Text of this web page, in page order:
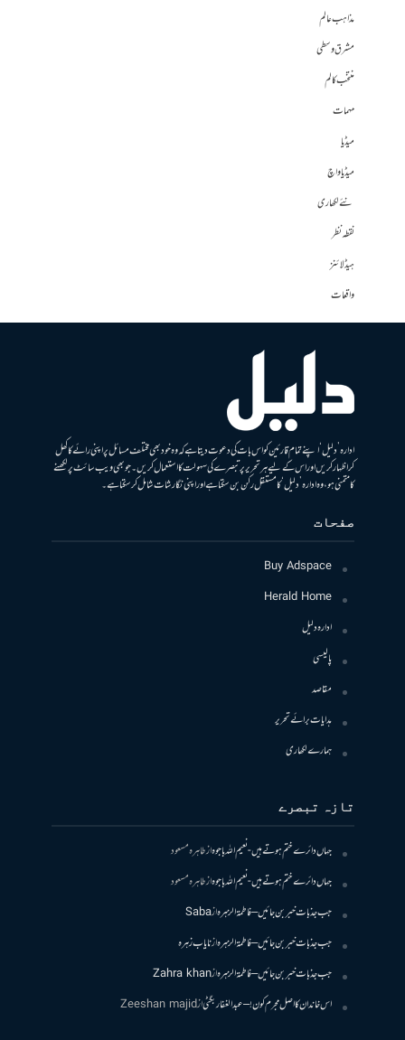
مذاہب عالم
مشرق وسطی
منتخب کالم
مہمات
میڈیا
میڈیا واچ
نئے لکھاری
نقطہ نظر
ہیڈلائنز
واقعات
ادارہ ’دلیل‘ اپنے تمام قارئین کو اس بات کی دعوت دیتا ہے کہ وہ خود بھی مختلف مسائل پر اپنی رائے کا کھل
کر اظہار کریں اور اس کے لیے ہر تحریر پر تبصرے کی سہولت کا استعمال کریں۔ جو بھی ویب سائٹ پر لکھنے
کا متمنی ہو، وہ ادارہ ’دلیل‘ کا مستقل رکن بن سکتا ہے اور اپنی نگارشات شامل کرسکتا ہے۔
صفحات
Buy Adspace
Herald Home
ادارہ دلیل
پالیسی
مقاصد
ہدایات برائے تحریر
ہمارے لکھاری
تازہ تبصرے
جہاں دائرے ختم ہوتے ہیں- نعیم اللہ باجوہازطاہرہ مسعود
جہاں دائرے ختم ہوتے ہیں- نعیم اللہ باجوہازطاہرہ مسعود
جب جذبات خبر بن جائیں – فاطمۃالزہرہازSaba
جب جذبات خبر بن جائیں – فاطمۃالزہرہازنایاب زہرہ
جب جذبات خبر بن جائیں – فاطمۃالزہرہازZahra khan
اس خاندان کا اصل مجرم کون! – عبدالغفار بگٹیازZeeshan majid